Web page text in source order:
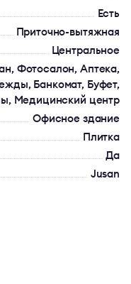
Есть
Приточно-вытяжная
Центральное
Фотосалон, Аптека,
Банкомат, Буфет,
Медицинский центр
Офисное здание
Плитка
Да
Jusan